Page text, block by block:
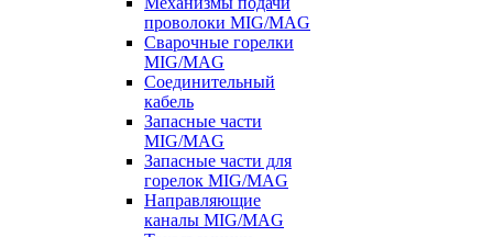
проволоки MIG/MAG
Сварочные горелки
MIG/MAG
Соединительный
кабель
Запасные части
MIG/MAG
Запасные части для
горелок MIG/MAG
Направляющие
каналы MIG/MAG